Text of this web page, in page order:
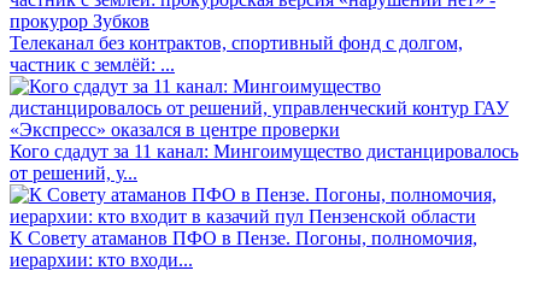
Телеканал без контрактов, спортивный фонд с долгом,
частник с землёй: ...
Кого сдадут за 11 канал: Мингоимущество дистанцировалось
от решений, у...
К Совету атаманов ПФО в Пензе. Погоны, полномочия,
иерархии: кто входи...